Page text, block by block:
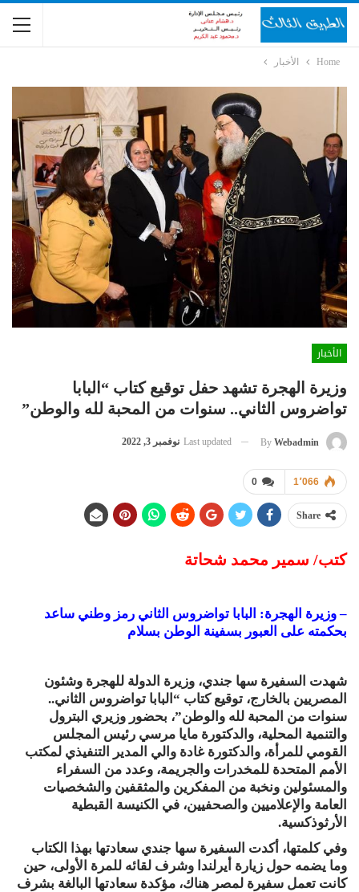
Home الأخبار
الأخبار
وزيرة الهجرة تشهد حفل توقيع كتاب “البابا
تواضروس الثاني.. سنوات من المحبة لله والوطن”
By Webadmin
Last updated نوفمبر 3, 2022
0 1٬066
Share
كتب/ سمير محمد شحاتة
– وزيرة الهجرة: البابا تواضروس الثاني رمز وطني ساعد
بحكمته على العبور بسفينة الوطن بسلام
شهدت السفيرة سها جندي، وزيرة الدولة للهجرة وشئون
المصريين بالخارج، توقيع كتاب “البابا تواضروس الثاني..
سنوات من المحبة لله والوطن”، بحضور وزيري البترول
والتنمية المحلية، والدكتورة مايا مرسي رئيس المجلس
القومي للمرأة، والدكتورة غادة والي المدير التنفيذي لمكتب
الأمم المتحدة للمخدرات والجريمة، وعدد من السفراء
والمسئولين ونخبة من المفكرين والمثقفين والشخصيات
العامة والإعلاميين والصحفيين، في الكنيسة القبطية
الأرثوذكسية.
وفي كلمتها، أكدت السفيرة سها جندي سعادتها بهذا الكتاب
وما يضمه حول زيارة أيرلندا وشرف لقائه للمرة الأولى، حين
كانت تعمل سفيرة لمصر هناك، مؤكدة سعادتها البالغة بشرف